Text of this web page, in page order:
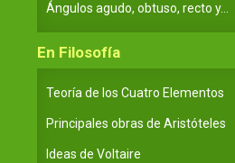
Ángulos agudo, obtuso, recto y...
En Filosofía
Teoría de los Cuatro Elementos
Principales obras de Aristóteles
Ideas de Voltaire